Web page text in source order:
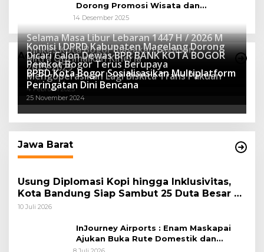
Dorong Promosi Wisata dan
Pelestarian Alam
14 Desember 2025
Advertorial
Selama Masa Libur Lebaran 1447 H / 2026 M
Dinkes Kota Bogor Siagakan Layanan
Kesehatan
16 Maret 2026
Komisi I DPRD Kabupaten Magelang Dorong
Mitra Optimalkan Kinerja
27 Mei 2025
Dicari Calon Dewas BPR BANK KOTA BOGOR
2025-2029
15 April 2025
Pemkot Bogor Terus Berupaya
Mengoperasikan Lagi Biskita Trans Pakuan
4 Februari 2025
BPBD Kota Bogor Sosialisasikan Multiplatform
Peringatan Dini Bencana
25 November 2024
Jawa Barat
Usung Diplomasi Kopi hingga Inklusivitas,
Kota Bandung Siap Sambut 25 Duta Besar di
Festival Asia Afrika 2026
10 Juli 2026
InJourney Airports : Enam Maskapai
Ajukan Buka Rute Domestik dan
Internasional dari Bandara Husein